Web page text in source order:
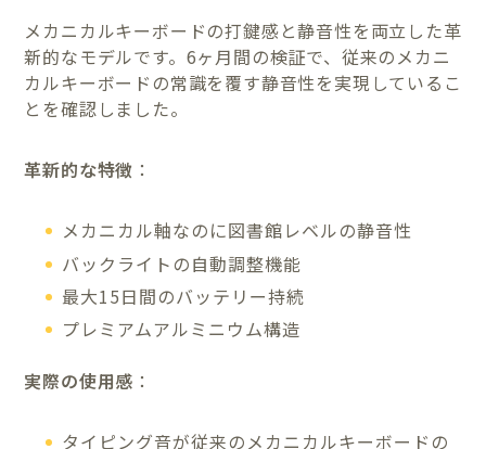
メカニカルキーボードの打鍵感と静音性を両立した革
新的なモデルです。6ヶ月間の検証で、従来のメカニ
カルキーボードの常識を覆す静音性を実現しているこ
とを確認しました。
革新的な特徴 ：
メカニカル軸なのに図書館レベルの静音性
バックライトの自動調整機能
最大15日間のバッテリー持続
プレミアムアルミニウム構造
実際の使用感 ：
タイピング音が従来のメカニカルキーボードの